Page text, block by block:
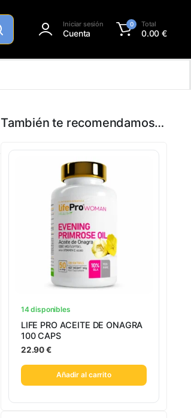
Iniciar sesión
Cuenta
0 Total
0.00€
También te recomendamos…
14 disponibles
LIFE PRO ACEITE DE ONAGRA
100 CAPS
22.90€
Añadir al carrito